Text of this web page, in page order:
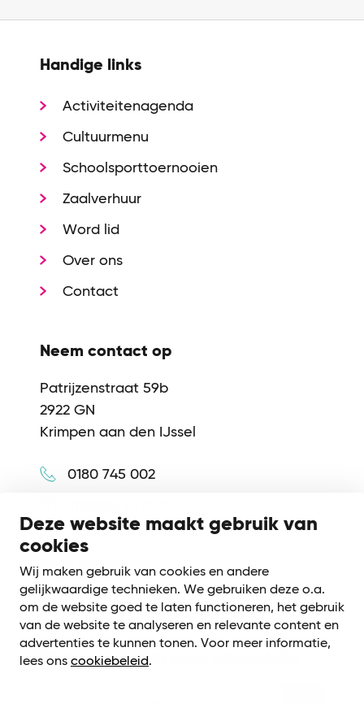
Deze website maakt gebruik van
cookies
Wij maken gebruik van cookies en andere
gelijkwaardige technieken. We gebruiken deze o.a.
om de website goed te laten functioneren, het gebruik
van de website te analyseren en relevante content en
advertenties te kunnen tonen. Voor meer informatie,
lees ons cookiebeleid.
Handige links
Activiteitenagenda
Cultuurmenu
Schoolsporttoernooien
Zaalverhuur
Word lid
Over ons
Contact
Neem contact op
Patrijzenstraat 59b
2922 GN
Krimpen aan den IJssel
0180 745 002
Volg ons
Meld je aan voor onze nieuwsbrief